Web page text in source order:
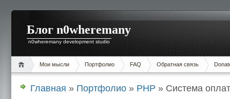
Блог n0wheremany
n0wheremany development studio
Мои мысли Портфолио FAQ Обратная связь
Главная » Портфолио » PHP » Система